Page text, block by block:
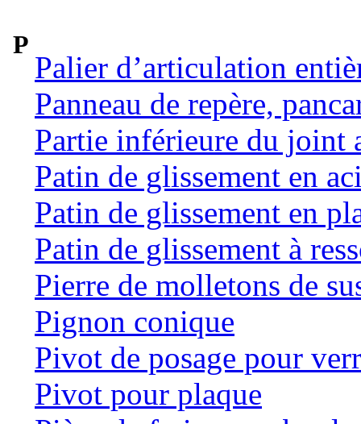
P
Palier d’articulation
Panneau de repère,
Partie inférieure du joint
Patin de glissement en
Patin de glissement en
Patin de glissement à
Pierre de molletons de
Pignon conique
Pivot de posage pour
Pivot pour plaque